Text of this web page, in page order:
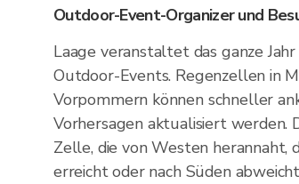
Outdoor-Event-Organizer und
Laage veranstaltet das ganze
Outdoor-Events. Regenzellen in
Vorpommern können schneller
Vorhersagen aktualisiert werden.
Zelle, die von Westen herannaht,
erreicht oder nach Süden